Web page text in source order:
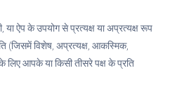
ऐप के उपयोग से प्रत्यक्ष या अप्रत्यक्ष रूप
(जिसमें विशेष, अप्रत्यक्ष, आकस्मिक,
के लिए आपके या किसी तीसरे पक्ष के प्रति